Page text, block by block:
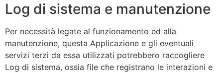
Log di sistema e manutenzione
Per necessità legate al funzionamento ed alla
manutenzione, questa Applicazione e gli eventuali
servizi terzi da essa utilizzati potrebbero raccogliere
Log di sistema, ossia file che registrano le interazioni e